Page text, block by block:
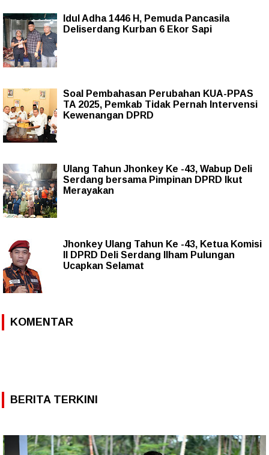
Idul Adha 1446 H, Pemuda Pancasila
Deliserdang Kurban 6 Ekor Sapi
Soal Pembahasan Perubahan KUA-PPAS
TA 2025, Pemkab Tidak Pernah Intervensi
Kewenangan DPRD
Ulang Tahun Jhonkey Ke -43, Wabup Deli
Serdang bersama Pimpinan DPRD Ikut
Merayakan
Jhonkey Ulang Tahun Ke -43, Ketua Komisi
II DPRD Deli Serdang Ilham Pulungan
Ucapkan Selamat
KOMENTAR
BERITA TERKINI